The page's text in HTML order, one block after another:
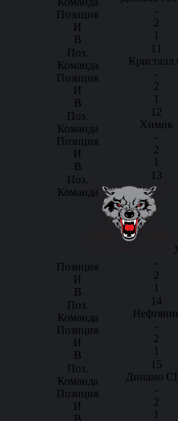
-
2
1
11
Кристалл
-
2
1
12
Химик
-
2
1
13
-
2
1
14
-
2
1
15
Динамо
-
2
1